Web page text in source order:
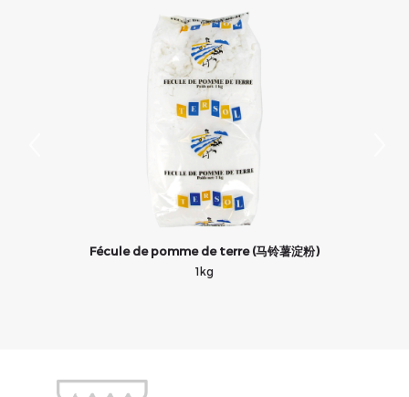
Fécule de pomme de terre (马铃薯淀粉)
1kg